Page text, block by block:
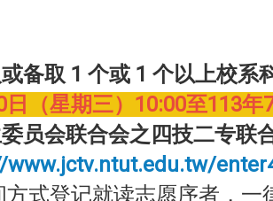
备取 1 个或 1 个以上校系
日（星期三）10:00至113
员会联合会之四技二专联
www.jctv.ntut.edu.tw/
式登记就读志愿序者，一